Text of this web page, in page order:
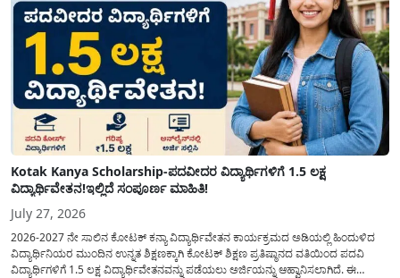
Kotak Kanya Scholarship-ಪದವೀದರ ವಿದ್ಯಾರ್ಥಿಗಳಿಗೆ 1.5 ಲಕ್ಷ
ವಿದ್ಯಾರ್ಥಿವೇತನ!ಇಲ್ಲಿದೆ ಸಂಪೂರ್ಣ ಮಾಹಿತಿ!
July 27, 2026
2026-2027 ನೇ ಸಾಲಿನ ಕೋಟಕ್ ಕನ್ಯಾ ವಿದ್ಯಾರ್ಥಿವೇತನ ಕಾರ್ಯಕ್ರಮದ ಅಡಿಯಲ್ಲಿ ಹಿಂದುಳಿದ
ವಿದ್ಯಾರ್ಥಿನಿಯರ ಮುಂದಿನ ಉನ್ನತ ಶಿಕ್ಷಣಕ್ಕಾಗಿ ಕೋಟಕ್ ಶಿಕ್ಷಣ ಪ್ರತಿಷ್ಠಾನದ ವತಿಯಿಂದ ಪದವಿ
ವಿದ್ಯಾರ್ಥಿಗಳಿಗೆ 1.5 ಲಕ್ಷ ವಿದ್ಯಾರ್ಥಿವೇತನವನ್ನು ಪಡೆಯಲು ಅರ್ಜಿಯನ್ನು ಆಹ್ವಾನಿಸಲಾಗಿದೆ. ಈ